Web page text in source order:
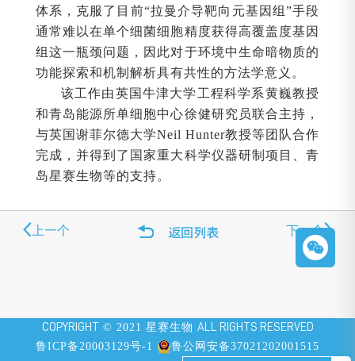
体系，克服了目前“拉曼介导靶向元基因组”手段
通常难以在单个细菌细胞精度获得高覆盖度基因
组这一瓶颈问题，因此对于环境中生命暗物质的
功能探索和机制解析具有共性的方法学意义。
该工作由英国牛津大学工程科学系黄巍教授
和青岛能源所单细胞中心徐健研究员联合主持，
与英国谢菲尔德大学Neil Hunter教授等团队合作
完成，并得到了国家重大科学仪器研制项目、青
岛星赛生物等的支持。
上一个 下一个
COPYRIGHT © 2021 星赛生物 ALL RIGHTS RESERVED
鲁ICP备20003129号-1
鲁公网安备37021202001515